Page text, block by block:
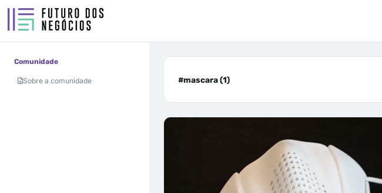
Comunidade
Sobre a comunidade #mascara (1)